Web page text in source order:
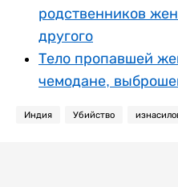
родственников
другого
Тело пропавшей
чемодане,
Индия Убийство